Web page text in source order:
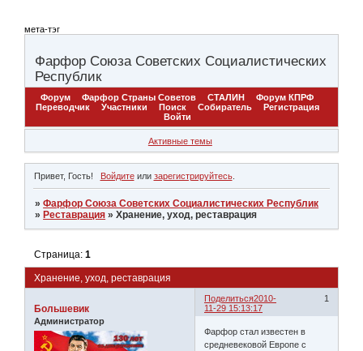
мета-тэг
Фарфор Союза Советских Социалистических
Республик
Форум Фарфор Страны Советов СТАЛИН
Форум КПРФ
Переводчик
Участники Поиск Собиратель
Регистрация
Войти
Активные темы
Привет, Гость! Войдитеили зарегистрируйтесь.
»Фарфор Союза Советских Социалистических Республик
» Реставрация »Хранение, уход, реставрация
Хранение, уход, реставрация
Страница:1
Поделиться 1
2010-
11-29 15:13:17
Большевик
Администратор
Фарфор стал известен в
средневековой Европе с